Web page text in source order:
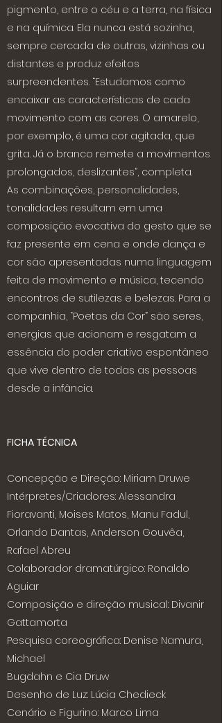
pigmento, entre o céu e a terra, na física
e na química. Ela nunca está sozinha,
sempre cercada de outras, vizinhas ou
distantes e produz efeitos
surpreendentes. “Estudamos como
encaixar as características de cada
movimento com as cores. O amarelo,
por exemplo, é uma cor agitada, que
grita. Já o branco remete a movimentos
prolongados, deslizantes”, completa.
As combinações, personalidades,
tonalidades resultam em uma
composição evocativa do gesto que se
faz presente em cena e onde dança e
cor são apresentadas numa linguagem
feita de movimento e música, tecendo
encontros de sutilezas e belezas. Para a
companhia, “Poetas da Cor” são seres,
energias que acionam e resgatam a
essência do poder criativo espontâneo
que vive dentro de todas as pessoas
desde a infância.
FICHA TÉCNICA
Concepção e Direção: Miriam Druwe
Intérpretes/Criadores: Alessandra
Fioravanti, Moises Matos, Manu Fadul,
Orlando Dantas, Anderson Gouvêa,
Rafael Abreu
Colaborador dramatúrgico: Ronaldo
Aguiar
Composição e direção musical: Divanir
Gattamorta
Pesquisa coreográfica: Denise Namura,
Michael
Bugdahn e Cia Druw
Desenho de Luz: Lúcia Chedieck
Cenário e Figurino: Marco Lima